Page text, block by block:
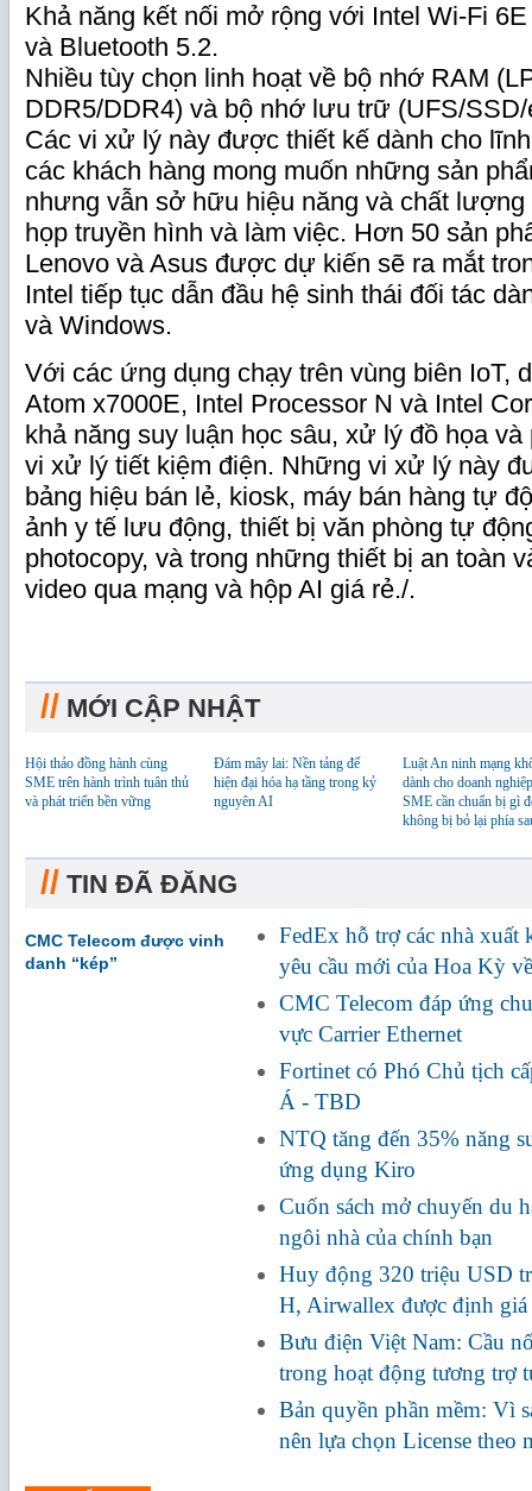
Khả năng kết nối mở rộng với Intel Wi-Fi
và Bluetooth 5.2.
Nhiều tùy chọn linh hoạt về bộ nhớ RAM
DDR5/DDR4) và bộ nhớ lưu trữ (UFS/
Các vi xử lý này được thiết kế dành cho
các khách hàng mong muốn những sản
nhưng vẫn sở hữu hiệu năng và chất lượng
họp truyền hình và làm việc. Hơn 50 sản
Lenovo và Asus được dự kiến sẽ ra mắt
Intel tiếp tục dẫn đầu hệ sinh thái đối tác
và Windows.
Với các ứng dụng chạy trên vùng biên IoT,
Atom x7000E, Intel Processor N và Intel
khả năng suy luận học sâu, xử lý đồ họa
vi xử lý tiết kiệm điện. Những vi xử lý này
bảng hiệu bán lẻ, kiosk, máy bán hàng tự
ảnh y tế lưu động, thiết bị văn phòng tự
photocopy, và trong những thiết bị an toàn
video qua mạng và hộp AI giá rẻ./.
// MỚI CẬP NHẬT
Hội thảo đồng hành cùng
SME trên hành trình tuân thủ
và phát triển bền vững
Đám mây lai: Nền tảng để
hiện đại hóa hạ tầng trong kỷ
nguyên AI
Luật An ninh mạng
dành cho doanh
SME cần chuẩn bị gì
không bị bỏ lại phía
// TIN ĐÃ ĐĂNG
CMC Telecom được vinh
danh “kép”
FedEx hỗ trợ các nhà xuất
yêu cầu mới của Hoa Kỳ
CMC Telecom đáp ứng
vực Carrier Ethernet
Fortinet có Phó Chủ tịch
Á - TBD
NTQ tăng đến 35% năng
ứng dụng Kiro
Cuốn sách mở chuyến du
ngôi nhà của chính bạn
Huy động 320 triệu USD
H, Airwallex được định
Bưu điện Việt Nam: Cầu
trong hoạt động tương trợ
Bản quyền phần mềm: Vì
nên lựa chọn License theo